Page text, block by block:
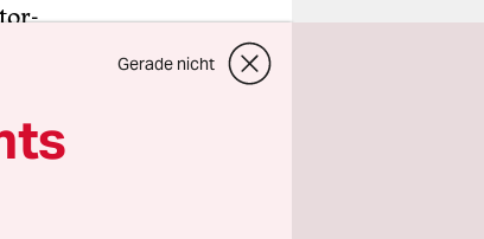
Gerade nicht